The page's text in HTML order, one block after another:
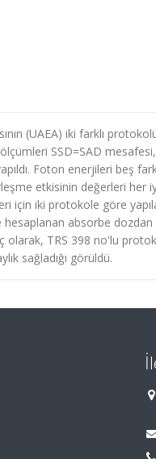
(UAEA) iki farklı
SSD=SAD mesafesi,
Foton enerjileri beş
etkisinin değerleri her
için iki protokole göre
absorbe dozdan
olarak, TRS 398 no'lu
sağladığı görüldü.